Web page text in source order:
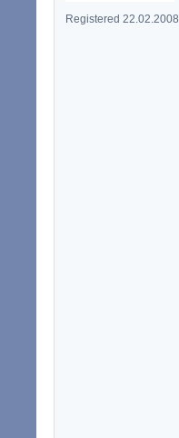
Registered 22.02.2008